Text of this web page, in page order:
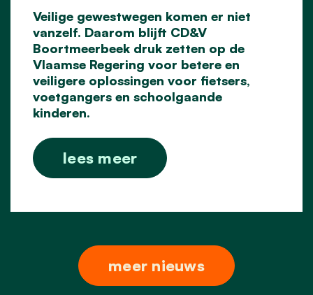
Veilige gewestwegen komen er niet
vanzelf. Daarom blijft CD&V
Boortmeerbeek druk zetten op de
Vlaamse Regering voor betere en
veiligere oplossingen voor fietsers,
voetgangers en schoolgaande
kinderen.
lees meer
meer nieuws